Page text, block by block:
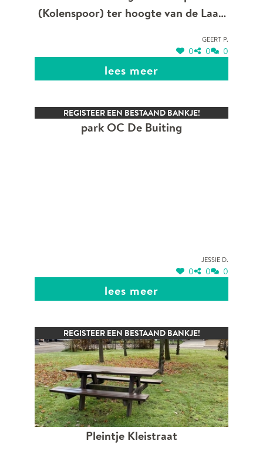
(Kolenspoor) ter hoogte van de Laan
Geert P.
0 0 0
lees meer
REGISTEER EEN BESTAAND BANKJE!
park OC De Buiting
Jessie D.
0 0 0
lees meer
REGISTEER EEN BESTAAND BANKJE!
Pleintje Kleistraat